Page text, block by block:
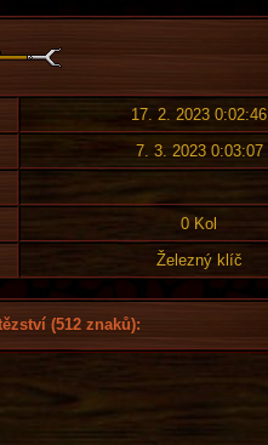
17. 2. 2023 0:02:46
7. 3. 2023 0:03:07
0 Kol
Železný klíč
(512 znaků):